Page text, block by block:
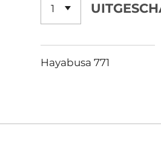
Hayabusa 771